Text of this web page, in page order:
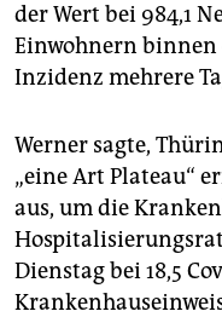
der Wert bei 984,1
Einwohnern binnen
Inzidenz mehrere
Werner sagte,
„eine Art Plateau“
aus, um die
Dienstag bei 18,5